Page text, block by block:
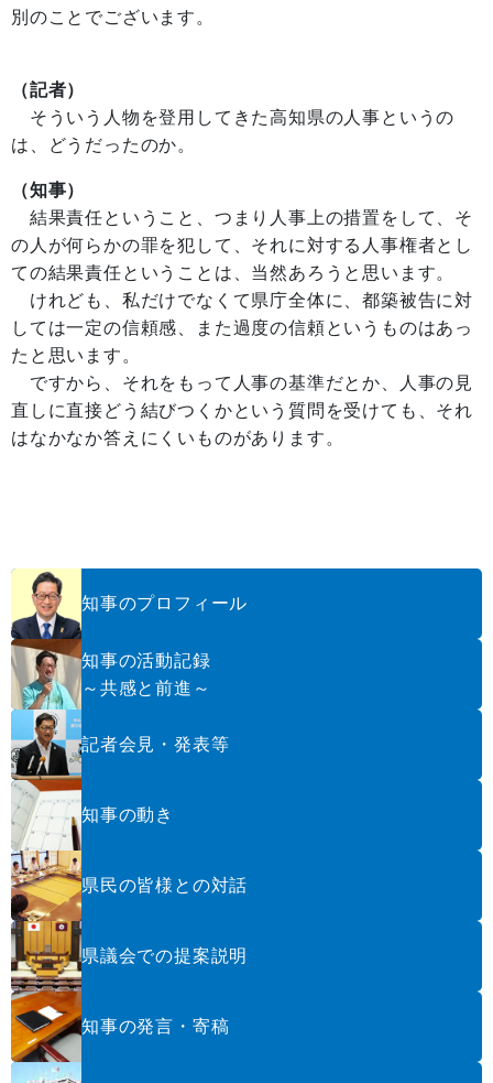
別のことでございます。
（記者）
そういう人物を登用してきた高知県の人事というの
は、どうだったのか。
（知事）
結果責任ということ、つまり人事上の措置をして、そ
の人が何らかの罪を犯して、それに対する人事権者とし
ての結果責任ということは、当然あろうと思います。
けれども、私だけでなくて県庁全体に、都築被告に対
しては一定の信頼感、また過度の信頼というものはあっ
たと思います。
ですから、それをもって人事の基準だとか、人事の見
直しに直接どう結びつくかという質問を受けても、それ
はなかなか答えにくいものがあります。
知事のプロフィール
知事の活動記録
～共感と前進～
記者会見・発表等
知事の動き
県民の皆様との対話
県議会での提案説明
知事の発言・寄稿